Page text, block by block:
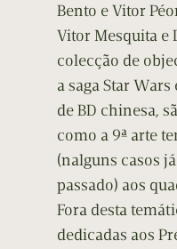
Bento e Vitor
Vitor Mesquita e
colecção de
a saga Star
de BD chinesa,
como a 9ª arte
(nalguns casos
passado) aos
Fora desta
dedicadas aos